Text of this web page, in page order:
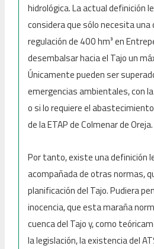
hidrológica. La actual definición
considera que sólo necesita una
regulación de 400 hm³ en
desembalsar hacia el Tajo un
Únicamente pueden ser
emergencias ambientales, con
o si lo requiere el
de la ETAP de Colmenar de Oreja.
Por tanto, existe una definición
acompañada de otras normas,
planificación del Tajo. Pudiera
inocencia, que esta maraña
cuenca del Tajo y, como
la legislación, la existencia del